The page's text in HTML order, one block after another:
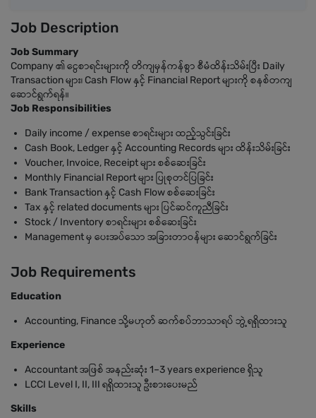
Job Description
Job Summary
Company ၏ ငွေစာရင်းများကို တိကျမှန်ကန်စွာ စီမံထိန်းသိမ်းပြီး Daily
Transaction များ၊ Cash Flow နှင့် Financial Report များကို စနစ်တကျ
ဆောင်ရွက်ရန်။
Job Responsibilities
Daily income / expense စာရင်းများ ထည့်သွင်းခြင်း
Cash Book, Ledger နှင့် Accounting Records များ ထိန်းသိမ်းခြင်း
Voucher, Invoice, Receipt များ စစ်ဆေးခြင်း
Monthly Financial Report များ ပြုစုတင်ပြခြင်း
Bank Transaction နှင့် Cash Flow စစ်ဆေးခြင်း
Tax နှင့် related documents များ ပြင်ဆင်ကူညီခြင်း
Stock / Inventory စာရင်းများ စစ်ဆေးခြင်း
Management မှ ပေးအပ်သော အခြားတာဝန်များ ဆောင်ရွက်ခြင်း
Job Requirements
Education
Accounting, Finance သို့မဟုတ် ဆက်စပ်ဘာသာရပ် ဘွဲ့ရရှိထားသူ
Experience
Accountant အဖြစ် အနည်းဆုံး 1–3 years experience ရှိသူ
LCCI Level I, II, III ရရှိထားသူ ဦးစားပေးမည်
Skills